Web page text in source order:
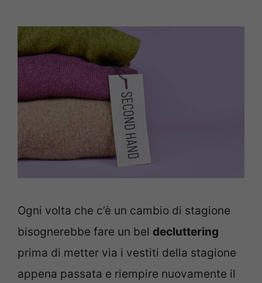
Ogni volta che c’è un cambio di stagione
bisognerebbe fare un bel decluttering
prima di metter via i vestiti della stagione
appena passata e riempire nuovamente il